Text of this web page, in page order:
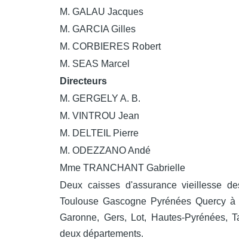
M. GALAU Jacques
M. GARCIA Gilles
M. CORBIERES Robert
M. SEAS Marcel
Directeurs
M. GERGELY A. B.
M. VINTROU Jean
M. DELTEIL Pierre
M. ODEZZANO Andé
Mme TRANCHANT Gabrielle
Deux caisses d'assurance vieillesse
Toulouse Gascogne Pyrénées Quercy
Garonne, Gers, Lot, Hautes-Pyrénées,
deux départements.